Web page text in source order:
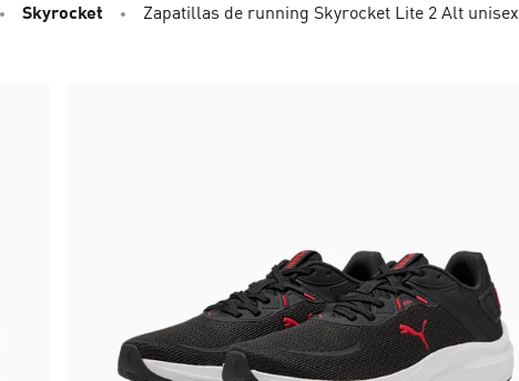
Skyrocket Zapatillas de running Skyrocket Lite 2 Alt unisex